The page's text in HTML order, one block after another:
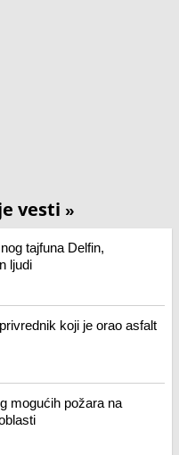
vesti »
tajfuna Delfin,
ljudi
koji je orao asfalt
mogućih požara na